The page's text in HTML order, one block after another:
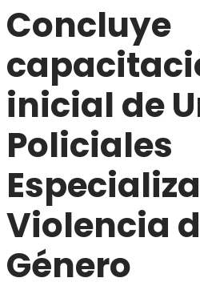
Concluye
inicial de
Policiales
Violencia
Género